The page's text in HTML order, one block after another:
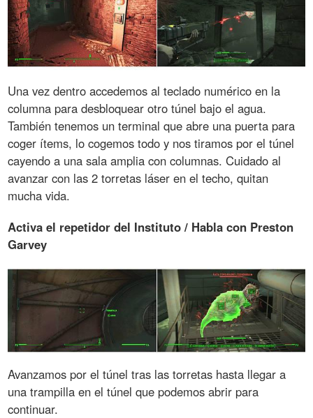
Una vez dentro accedemos al teclado numérico en la
columna para desbloquear otro túnel bajo el agua.
También tenemos un terminal que abre una puerta para
coger ítems, lo cogemos todo y nos tiramos por el túnel
cayendo a una sala amplia con columnas. Cuidado al
avanzar con las 2 torretas láser en el techo, quitan
mucha vida.
Activa el repetidor del Instituto / Habla con Preston
Garvey
Avanzamos por el túnel tras las torretas hasta llegar a
una trampilla en el túnel que podemos abrir para
continuar.